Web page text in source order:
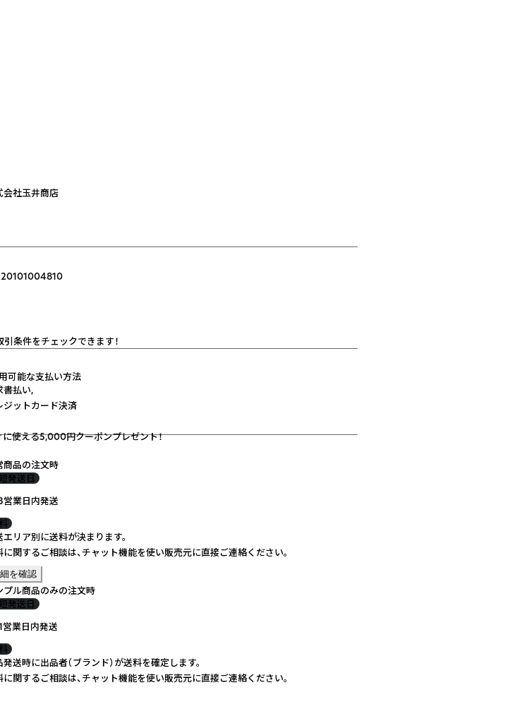
会社玉井商店
可能な支払い方法
書払い,
ジットカード決済
商品の注文時
発送日
業日内発送
エリア別に送料が決まります。
に関するご相談は、チャット機能を使い販売元に直接ご連絡ください。
を確認
プル商品のみの注文時
発送日
業日内発送
発送時に出品者（ブランド）が送料を確定します。
に関するご相談は、チャット機能を使い販売元に直接ご連絡ください。
引条件をチェックできます！
に使える5,000円クーポンプレゼント！